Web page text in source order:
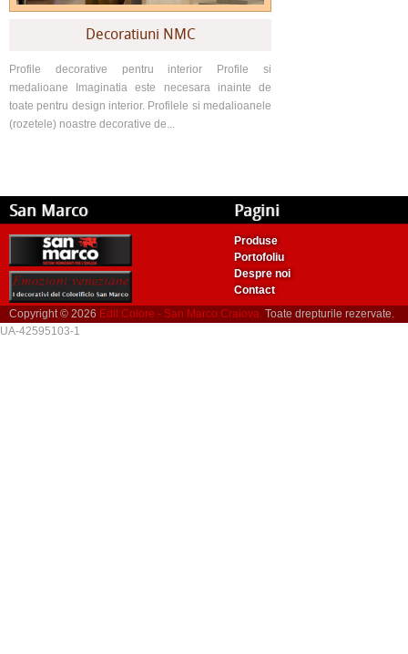
Decoratiuni NMC
Profile decorative pentru interior Profile si
medalioane Imaginatia este necesara inainte de
toate pentru design interior. Profilele si medalioanele
(rozetele) noastre decorative de...
San Marco Pagini
Produse
Portofoliu
Despre noi
Contact
Copyright © 2026 Edil Colore - San Marco Craiova. Toate drepturile rezervate.
UA-42595103-1